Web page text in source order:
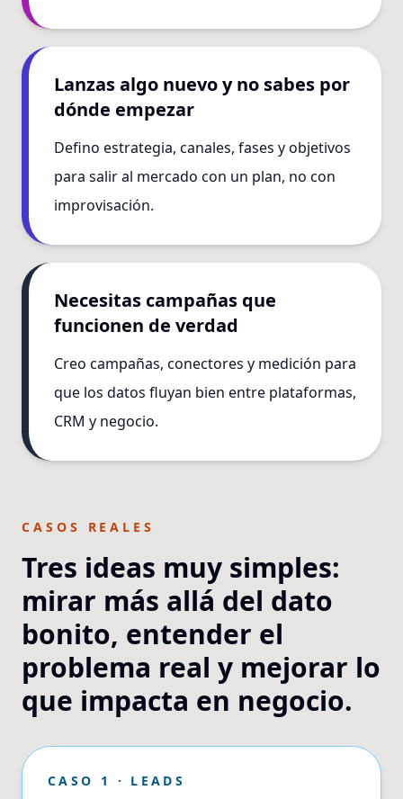
Lanzas algo nuevo y no sabes por
dónde empezar
Defino estrategia, canales, fases y objetivos
para salir al mercado con un plan, no con
improvisación.
Necesitas campañas que
funcionen de verdad
Creo campañas, conectores y medición para
que los datos fluyan bien entre plataformas,
CRM y negocio.
CASOS REALES
Tres ideas muy simples:
mirar más allá del dato
bonito, entender el
problema real y mejorar lo
que impacta en negocio.
CASO 1 · LEADS